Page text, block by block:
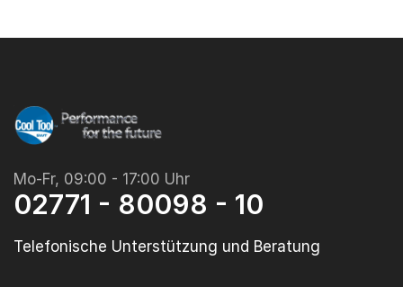
Mo-Fr, 09:00 - 17:00 Uhr
02771 - 80098 - 10
Telefonische Unterstützung und Beratung